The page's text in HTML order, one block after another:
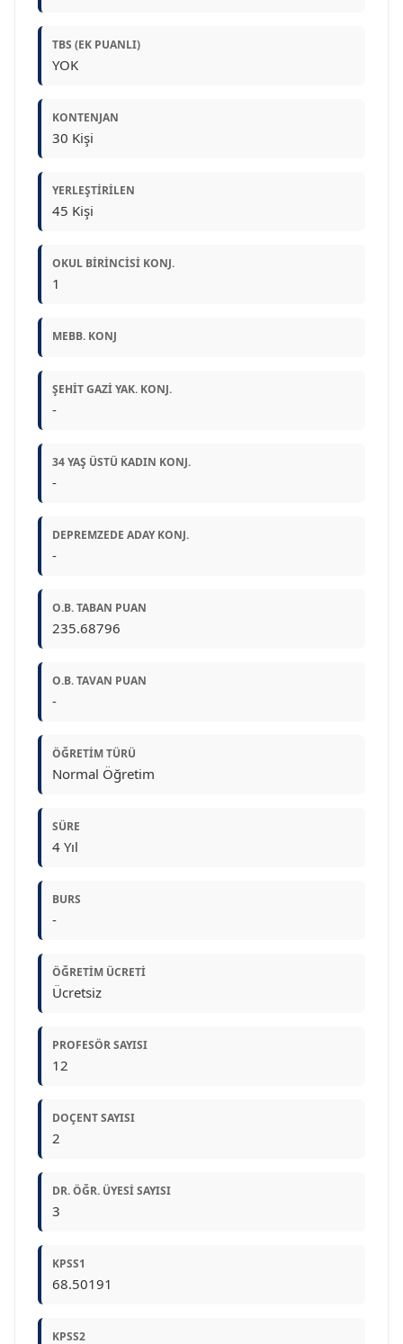
TBS (EK PUANLI)
YOK
KONTENJAN
30 Kişi
YERLEŞTIRILEN
45 Kişi
OKUL BIRINCISI KONJ.
1
MEBB. KONJ
ŞEHIT GAZI YAK. KONJ.
-
34 YAŞ ÜSTÜ KADIN KONJ.
-
DEPREMZEDE ADAY KONJ.
-
O.B. TABAN PUAN
235.68796
O.B. TAVAN PUAN
-
ÖĞRETIM TÜRÜ
Normal Öğretim
SÜRE
4 Yıl
BURS
-
ÖĞRETIM ÜCRETI
Ücretsiz
PROFESÖR SAYISI
12
DOÇENT SAYISI
2
DR. ÖĞR. ÜYESI SAYISI
3
KPSS1
68.50191
KPSS2